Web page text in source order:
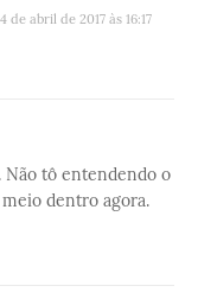
de abril de 2017 às 16:17
tô entendendo o
meio dentro agora.